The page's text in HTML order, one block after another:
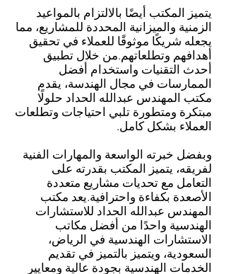
يتميز المكتب أيضًا بالالتزام بالمواعيد
الزمنية والميزانية المحددة للمشاريع، مما
يجعله شريكًا موثوقًا للعملاء في تحقيق
أهدافهم وتطلعاتهم.من خلال تطبيق
أحدث التقنيات واستخدام أفضل
الممارسات في مجال الهندسة، يقدم
مكتب المهندس عبدالله الحداد حلولًا
مبتكرة ومتطورة تلبي احتياجات وتطلعات
العملاء بشكل كامل.
وبفضل خبرته الواسعة والمهارات الفنية
لفريقه، يتميز المكتب بقدرته على
التعامل مع تحديات مشاريع متعددة
الأصعدة بكفاءة واحترافية.يعد مكتب
المهندس عبدالله الحداد للاستشارات
الهندسية واحدًا من أفضل مكاتب
الاستشارات الهندسية في الرياض،
السعودية، ويتميز بالتميز في تقديم
الخدمات الهندسية بجودة عالية ومعايير